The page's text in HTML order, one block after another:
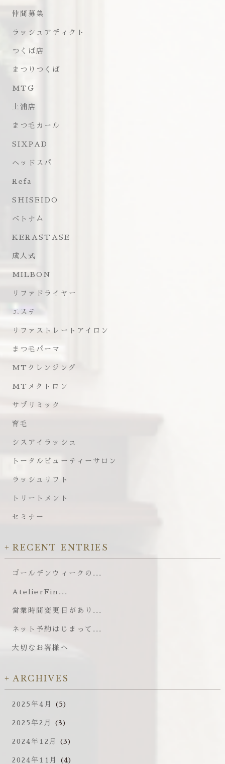
仲間募集
ラッシュアディクト
つくば店
まつりつくば
MTG
土浦店
まつ毛カール
SIXPAD
ヘッドスパ
Refa
SHISEIDO
ベトナム
KERASTASE
成人式
MILBON
リファドライヤー
エステ
リファストレートアイロン
まつ毛パーマ
MTクレンジング
MTメタトロン
サブリミック
育毛
シスアイラッシュ
トータルビューティーサロン
ラッシュリフト
トリートメント
セミナー
RECENT ENTRIES
ゴールデンウィークの...
AtelierFin...
営業時間変更日があり...
ネット予約はじまって...
大切なお客様へ
ARCHIVES
2025年4月 (5)
2025年2月 (3)
2024年12月 (3)
2024年11月 (4)